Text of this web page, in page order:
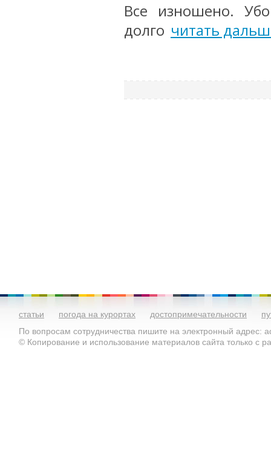
Все изношено.
долго читать
статьи погода на курортах достопримечательности
По вопросам сотрудничества пишите на электронный адрес:
© Копирование и использование материалов сайта только с